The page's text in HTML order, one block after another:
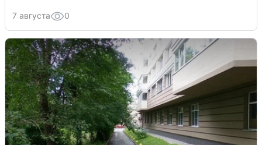
7 августа 0